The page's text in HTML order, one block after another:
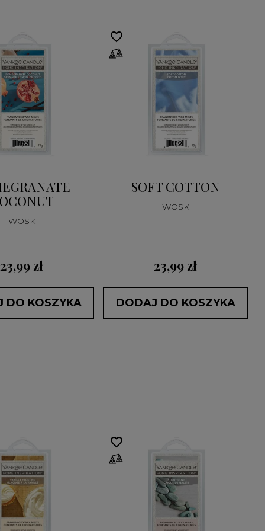
WOSK
23,99 zł
DO KOSZYKA
SOFT COTTON
WOSK
23,99 zł
DODAJ DO KOSZYKA
favorite_border
favorite_border